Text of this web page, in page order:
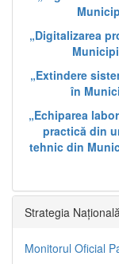
„Digitalizarea
„Extindere
în
„Echiparea
practică din
tehnic din
Strategia
Monitorul Oficial